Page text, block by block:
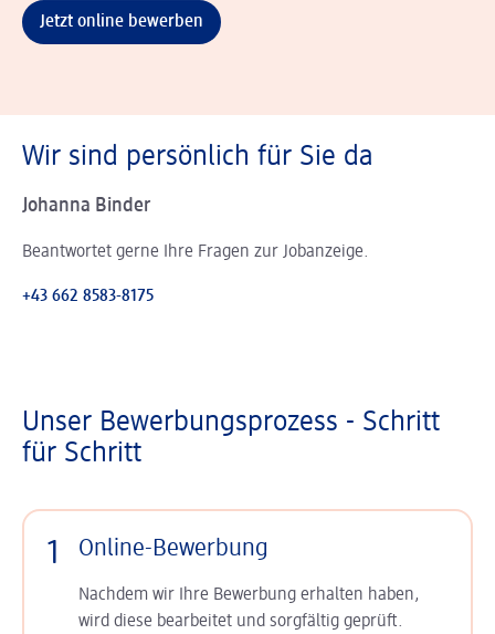
Jetzt online bewerben
Wir sind persönlich für Sie da
Johanna Binder
Beantwortet gerne Ihre Fragen zur Jobanzeige.
+43 662 8583-8175
Unser Bewerbungsprozess - Schritt
für Schritt
1 Online-Bewerbung
Nachdem wir Ihre Bewerbung erhalten haben,
wird diese bearbeitet und sorgfältig geprüft.